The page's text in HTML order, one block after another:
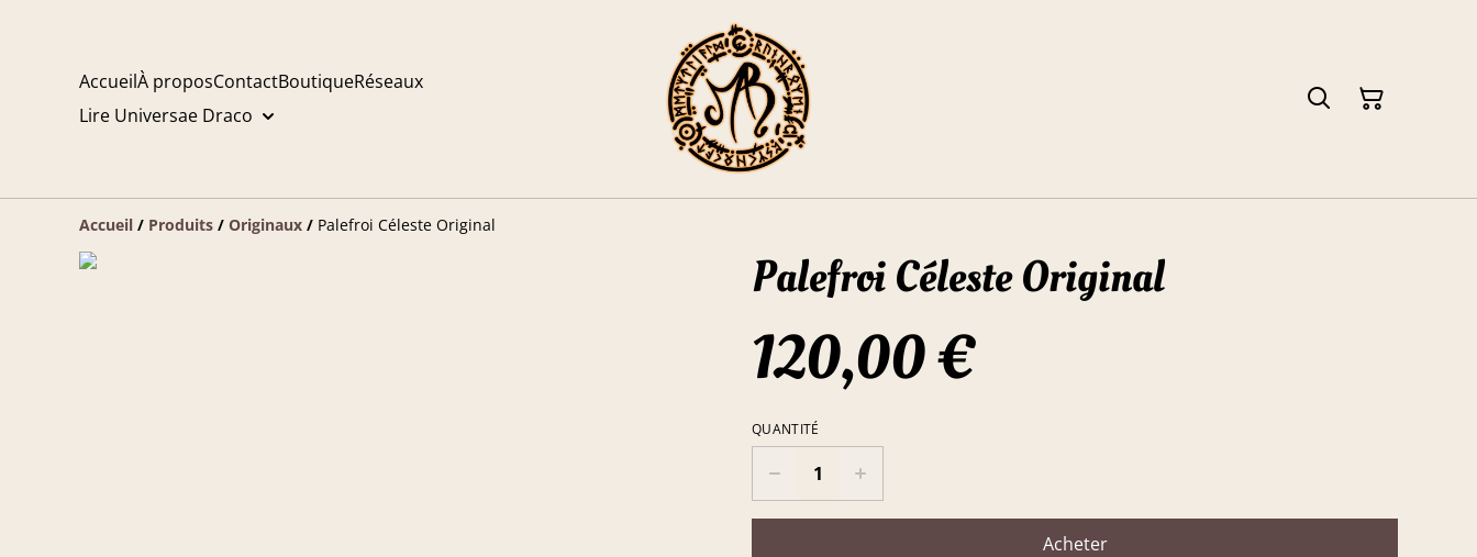
AccueilÀ proposContactBoutiqueRéseaux
Lire Universae Draco
Accueil / Produits / Originaux / Palefroi Céleste Original
Palefroi Céleste Original
120,00 €
QUANTITÉ
Acheter